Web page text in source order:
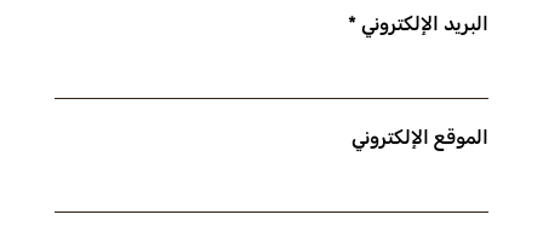
البريد الإلكتروني *
الموقع الإلكتروني